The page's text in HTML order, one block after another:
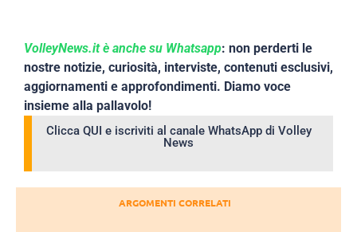
VolleyNews.it è anche su Whatsapp: non perderti le
nostre notizie, curiosità, interviste, contenuti esclusivi,
aggiornamenti e approfondimenti. Diamo voce
insieme alla pallavolo!
Clicca QUI e iscriviti al canale WhatsApp di Volley
News
ARGOMENTI CORRELATI